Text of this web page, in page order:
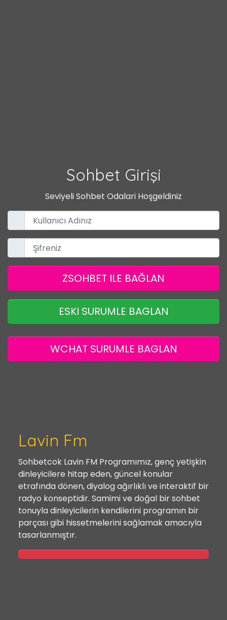
Sohbet Girişi
Seviyeli Sohbet Odalari Hoşgeldiniz
ZSOHBET ILE BAĞLAN
ESKI SURUMLE BAGLAN
WCHAT SURUMLE BAGLAN
Lavin Fm
Sohbetcok Lavin FM Programımız, genç yetişkin
dinleyicilere hitap eden, güncel konular
etrafında dönen, diyalog ağırlıklı ve interaktif bir
radyo konseptidir. Samimi ve doğal bir sohbet
tonuyla dinleyicilerin kendilerini programın bir
parçası gibi hissetmelerini sağlamak amacıyla
tasarlanmıştır.